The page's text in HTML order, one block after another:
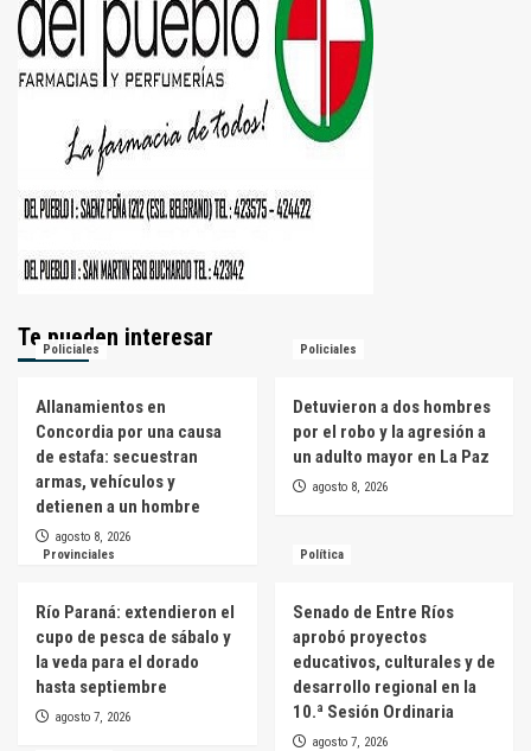
Te pueden interesar
Policiales
Allanamientos en
Concordia por una causa
de estafa: secuestran
armas, vehículos y
detienen a un hombre
agosto 8, 2026
Policiales
Detuvieron a dos hombres
por el robo y la agresión a
un adulto mayor en La Paz
agosto 8, 2026
Provinciales
Río Paraná: extendieron el
cupo de pesca de sábalo y
la veda para el dorado
hasta septiembre
agosto 7, 2026
Política
Senado de Entre Ríos
aprobó proyectos
educativos, culturales y de
desarrollo regional en la
10.ª Sesión Ordinaria
agosto 7, 2026